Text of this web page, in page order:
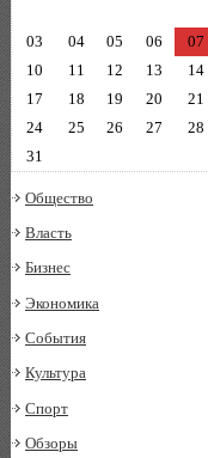
03
04 05 06 07
10
11 12 13 14
17
18 19 20 21
24
25 26 27 28
31
Общество
Власть
Бизнес
Экономика
События
Культура
Спорт
Обзоры